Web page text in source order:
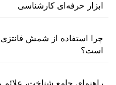
ابزار حرفه‌ای کارشناسی
چرا استفاده از شمش فانتزی
است؟
راهنمای جامع شناخت،